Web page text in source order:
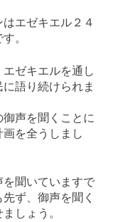
エゼキエル２４
。
ゼキエルを通し
語り続けられま
声を聞くことに
を全うしまし
聞いていますで
ず、御声を聞く
しょう。